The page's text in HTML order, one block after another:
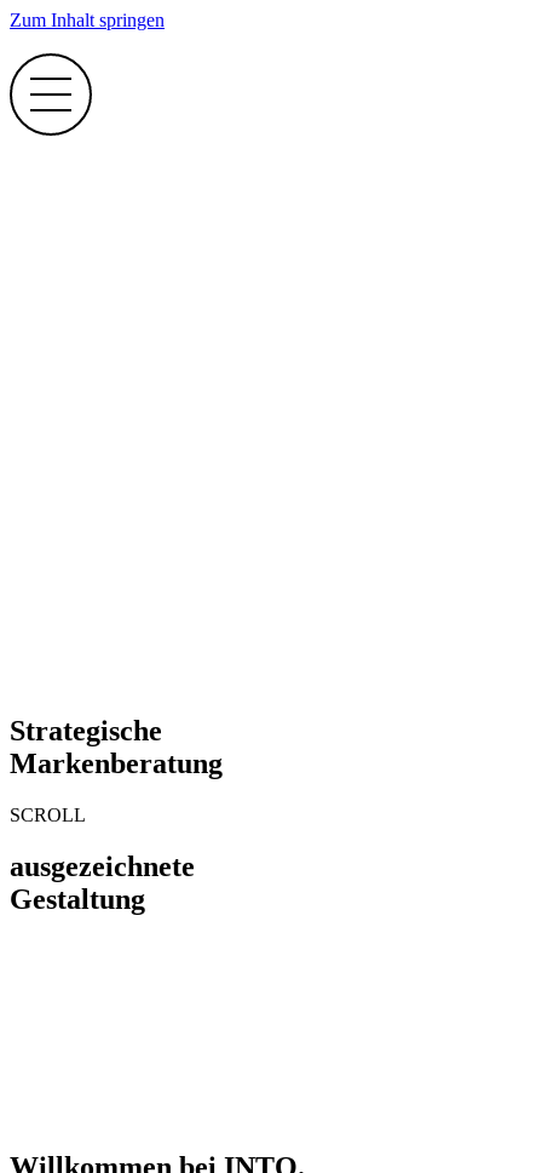
Zum Inhalt springen
Strategische
Markenberatung
SCROLL
ausgezeichnete
Gestaltung
Willkommen bei INTO.